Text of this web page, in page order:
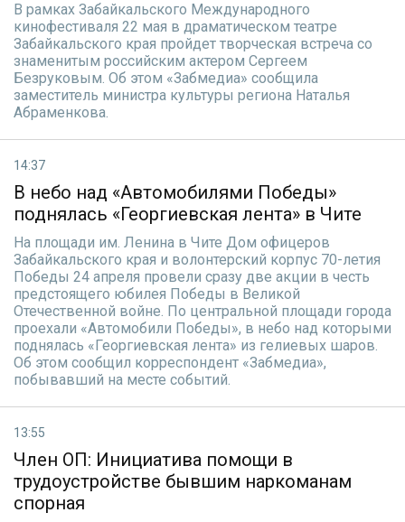
В рамках Забайкальского Международного
кинофестиваля 22 мая в драматическом театре
Забайкальского края пройдет творческая встреча со
знаменитым российским актером Сергеем
Безруковым. Об этом «Забмедиа» сообщила
заместитель министра культуры региона Наталья
Абраменкова.
14:37
В небо над «Автомобилями Победы»
поднялась «Георгиевская лента» в Чите
На площади им. Ленина в Чите Дом офицеров
Забайкальского края и волонтерский корпус 70-летия
Победы 24 апреля провели сразу две акции в честь
предстоящего юбилея Победы в Великой
Отечественной войне. По центральной площади города
проехали «Автомобили Победы», в небо над которыми
поднялась «Георгиевская лента» из гелиевых шаров.
Об этом сообщил корреспондент «Забмедиа»,
побывавший на месте событий.
13:55
Член ОП: Инициатива помощи в
трудоустройстве бывшим наркоманам
спорная